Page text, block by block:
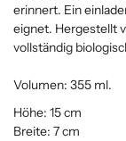
erinnert. Ein
eignet. Hergestellt
vollständig
Volumen: 355 ml.
Höhe: 15 cm
Breite: 7 cm